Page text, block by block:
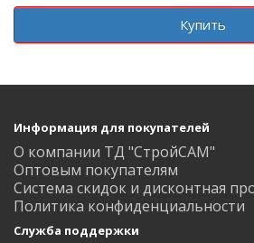
Купить
Информация для покупателей
О компании ТД "СтройСАМ"
Оптовым покупателям
Система скидок и дисконтная
Политика конфиденциальности
Служба поддержки